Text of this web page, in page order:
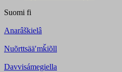
Suomi fi
Anarâškielâ
Nuõrttsääʹmǩiõll
Davvisámegiella